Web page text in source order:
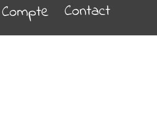
Compte Contact